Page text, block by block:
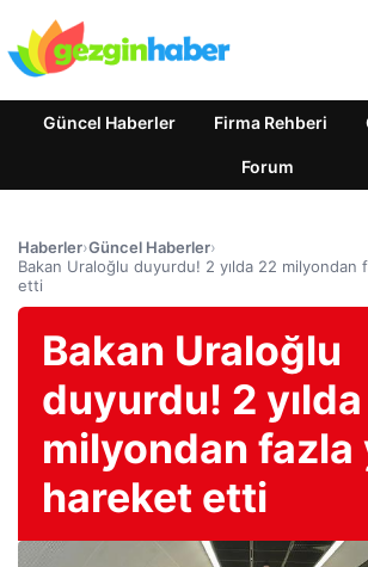
Güncel Haberler Firma Rehberi
Forum
Haberler›Güncel Haberler›
Bakan Uraloğlu duyurdu! 2 yılda 22 milyondan
etti
Bakan Uraloğlu
duyurdu! 2
milyondan fazla
hareket etti